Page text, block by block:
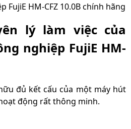
FujiE HM-CFZ 10.0B chính hãng
lý làm việc của
nghiệp FujiE HM-
hữu đủ kết cấu của một máy hút
động rất thông minh.